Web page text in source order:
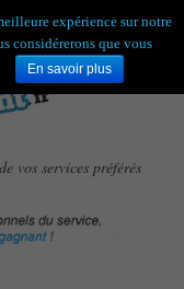
|Connexion]
vos services préférés
expérience sur notre
considérerons que vous
En savoir plus